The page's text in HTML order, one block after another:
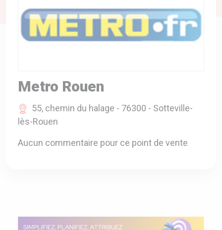
BIO & ENVIRONNEMENT
ENTREPRISE
ANIMAUX
Metro Rouen
55, chemin du halage - 76300 - Sotteville-
lès-Rouen
Aucun commentaire pour ce point de vente